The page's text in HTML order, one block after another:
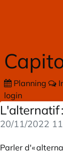
Planning
login
L'alternatif
20/11/2022
Parler d'«